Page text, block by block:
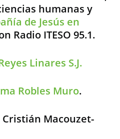
humanas y
de Jesús en
Radio ITESO 95.1.
Linares S.J.
Robles Muro.
Macouzet-